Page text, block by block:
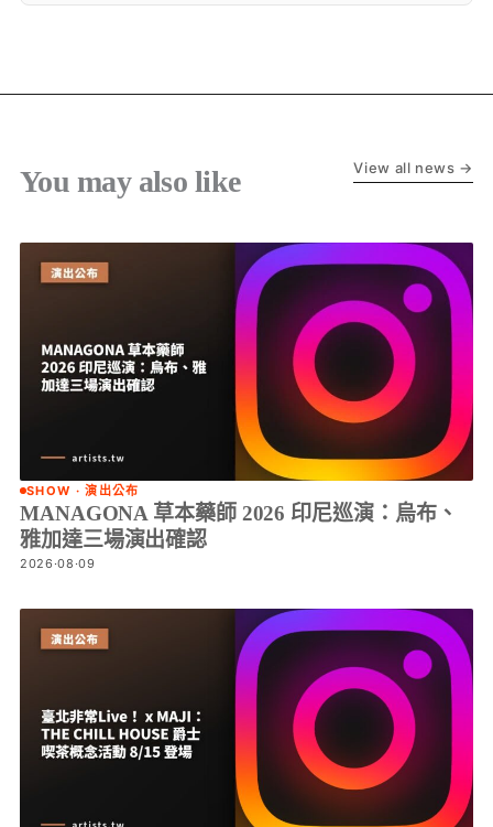
You may also like View all news →
SHOW · 演出公布
MANAGONA 草本藥師 2026 印尼巡演：烏布、
雅加達三場演出確認
2026·08·09